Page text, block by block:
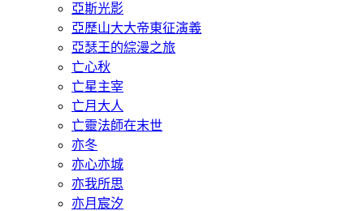
亞斯光影
亞歷山大大帝東征演義
亞瑟王的綜漫之旅
亡心秋
亡星主宰
亡月大人
亡靈法師在末世
亦冬
亦心亦城
亦我所思
亦月宸汐